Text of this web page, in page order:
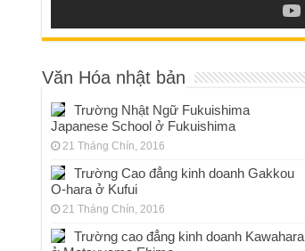
Văn Hóa nhật bản
Trường Nhật Ngữ Fukuishima
Japanese School ở Fukuishima
21 Tháng Chín, 2016
Trường Cao đẳng kinh doanh Gakkou
O-hara ở Kufui
21 Tháng Chín, 2016
Trường cao đẳng kinh doanh Kawahara